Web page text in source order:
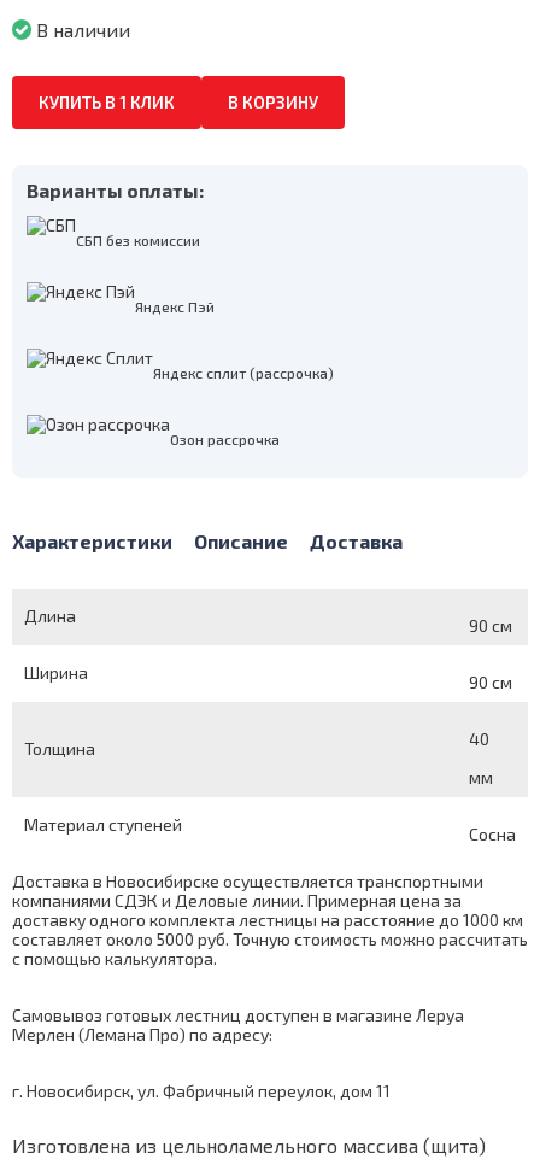
В наличии
КУПИТЬ В 1 КЛИК В КОРЗИНУ
Варианты оплаты:
СБП без комиссии
Яндекс Пэй
Яндекс сплит (рассрочка)
Озон рассрочка
Характеристики Описание Доставка
Длина 90 см
Ширина 90 см
Толщина
40
мм
Материал ступеней Сосна
Доставка в Новосибирске осуществляется транспортными
компаниями СДЭК и Деловые линии. Примерная цена за
доставку одного комплекта лестницы на расстояние до 1000 км
составляет около 5000 руб. Точную стоимость можно рассчитать
с помощью калькулятора.
Самовывоз готовых лестниц доступен в магазине Леруа
Мерлен (Лемана Про) по адресу:
г. Новосибирск, ул. Фабричный переулок, дом 11
Изготовлена из цельноламельного массива (щита)